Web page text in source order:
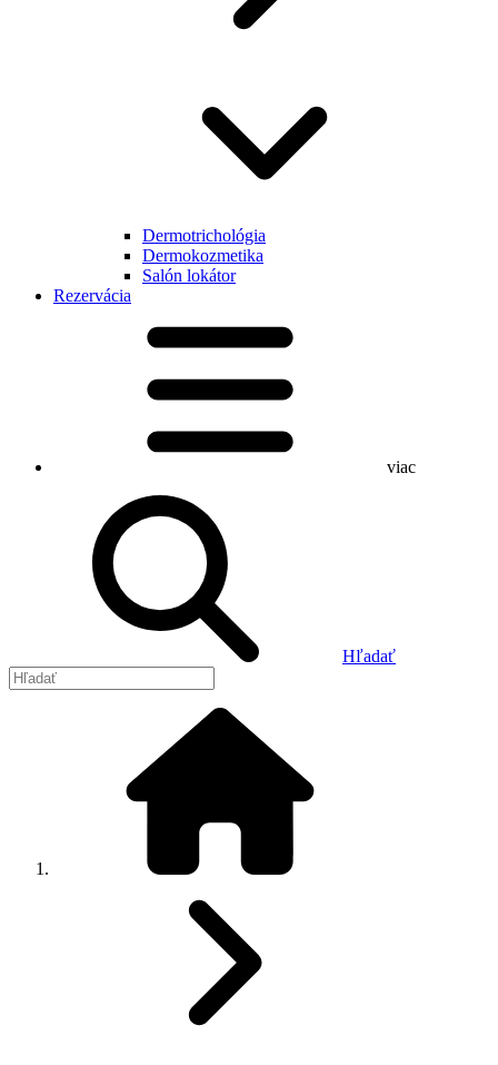
Dermotrichológia
Dermokozmetika
Salón lokátor
Rezervácia
viac
Hľadať